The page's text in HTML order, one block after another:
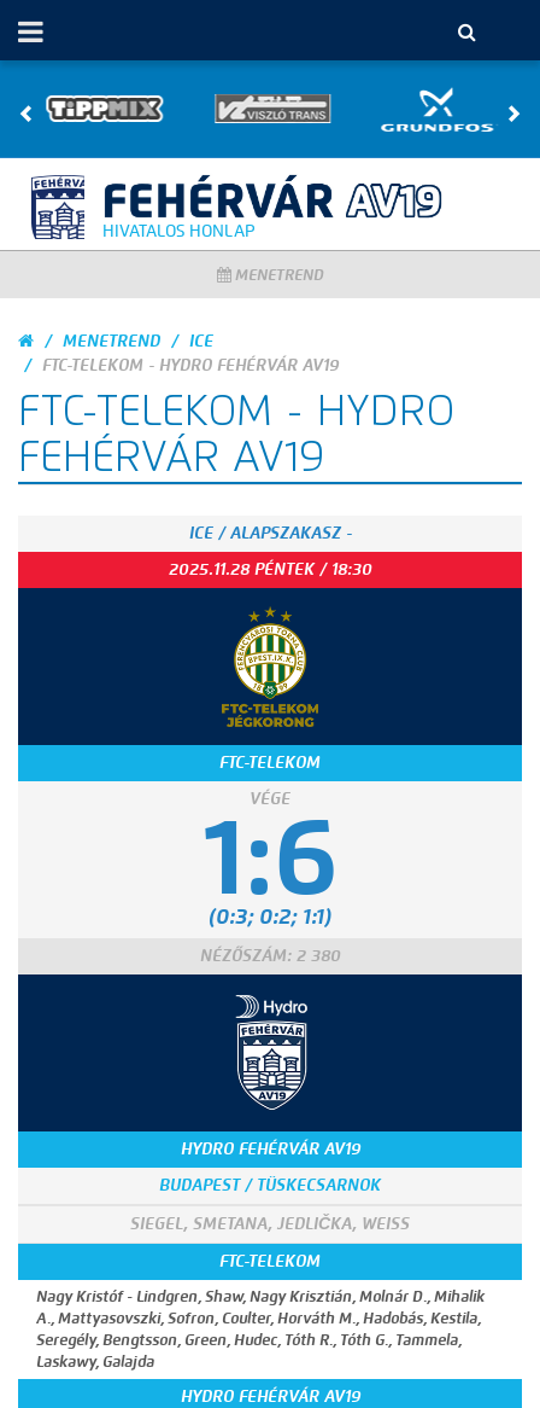
HIVATALOS HONLAP
MENETREND
MENETREND
ICE
FTC-TELEKOM - HYDRO FEHÉRVÁR AV19
FTC-TELEKOM - HYDRO
FEHÉRVÁR AV19
ICE / ALAPSZAKASZ -
2025.11.28 PÉNTEK / 18:30
FTC-TELEKOM
VÉGE
1:6
(0:3; 0:2; 1:1)
NÉZŐSZÁM: 2 380
HYDRO FEHÉRVÁR AV19
BUDAPEST / TÜSKECSARNOK
SIEGEL, SMETANA, JEDLIČKA, WEISS
FTC-TELEKOM
Nagy Kristóf - Lindgren, Shaw, Nagy Krisztián, Molnár D., Mihalik
A., Mattyasovszki, Sofron, Coulter, Horváth M., Hadobás, Kestila,
Seregély, Bengtsson, Green, Hudec, Tóth R., Tóth G., Tammela,
Laskawy, Galajda
HYDRO FEHÉRVÁR AV19